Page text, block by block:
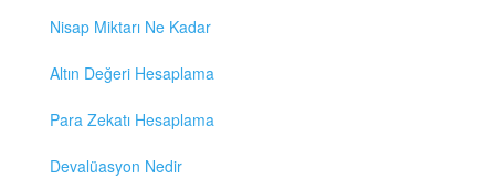
Nisap Miktarı Ne Kadar
Altın Değeri Hesaplama
Para Zekatı Hesaplama
Devalüasyon Nedir